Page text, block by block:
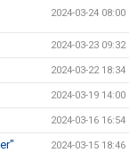
2024-03-24 08:00
2024-03-23 09:32
2024-03-22 18:34
2024-03-19 14:00
2024-03-16 16:54
2024-03-15 18:46